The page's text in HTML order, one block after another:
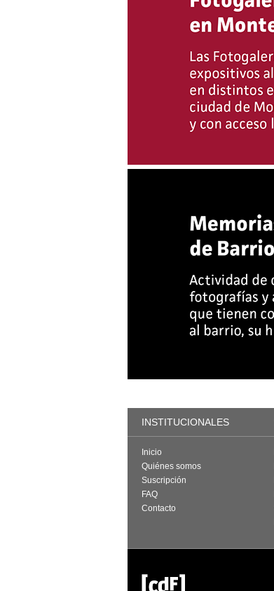
INSTITUCIONALES
Inicio
Quiénes somos
Suscripción
FAQ
Contacto